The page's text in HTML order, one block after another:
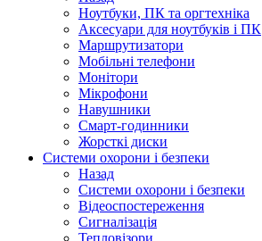
Ноутбуки, ПК та оргтехніка
Аксесуари для ноутбуків і ПК
Маршрутизатори
Мобільні телефони
Монітори
Мікрофони
Навушники
Смарт-годинники
Жорсткі диски
Системи охорони і безпеки
Назад
Системи охорони і безпеки
Відеоспостереження
Сигналізація
Тепловізори